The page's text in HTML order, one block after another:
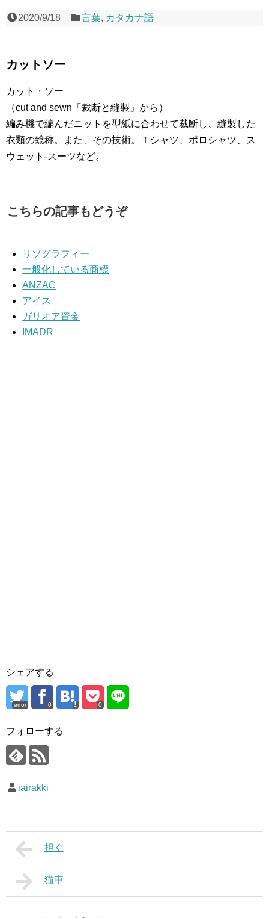
2020/9/18 言葉, カタカナ語
カットソー
カット・ソー
（cut and sewn「裁断と縫製」から）
編み機で編んだニットを型紙に合わせて裁断し、縫製した
衣類の総称。また、その技術。Ｔシャツ、ポロシャツ、ス
ウェット-スーツなど。
こちらの記事もどうぞ
リソグラフィー
一般化している商標
ANZAC
アイス
ガリオア資金
IMADR
シェアする
error 0 0
フォローする
iairakki
担ぐ
猫車